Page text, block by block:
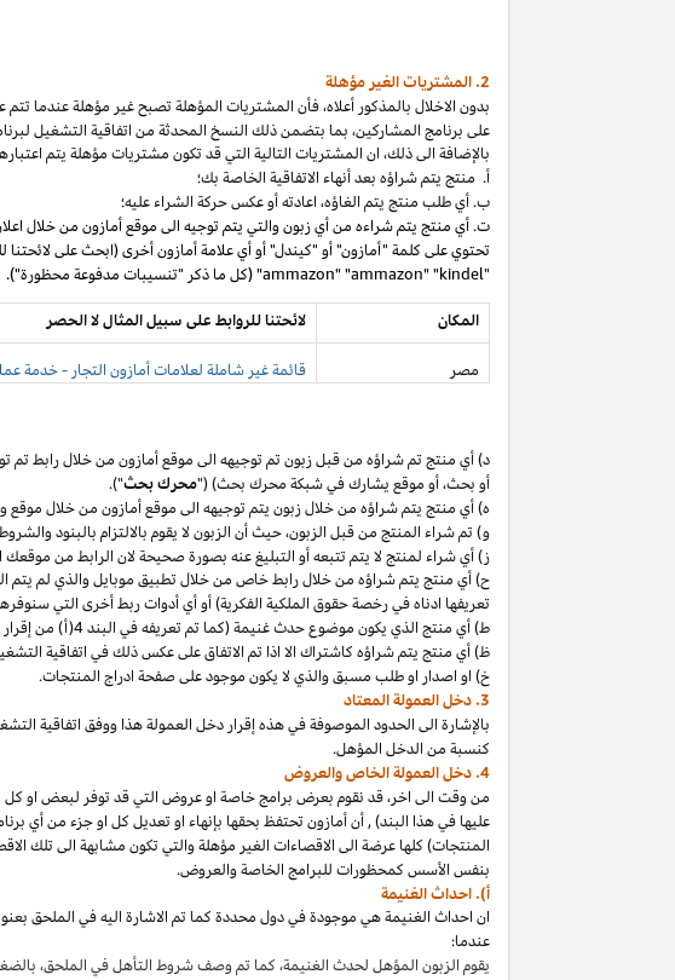
2. المشتريات
الغير مؤهلة
بدون الاخلال بالمذكور أعلاه،فأن المشتريات المؤهلة تصبح غير مؤهلة عندما تتم
على برنامج المشاركين، بما بتضمن ذلك النسخ المحدثة من اتفاقية التشغيل
بالإضافة الى ذلك، ان المشتريات التالية التي قد تكون مشتريات مؤهلة يتم
أ. منتج يتمشراؤه بعد أنهاء الاتفاقية الخاصة بك؛
ب. أي طلب منتج يتم الغاؤه، اعادته أو عكس حركة الشراء عليه؛
ت. أي منتج يتم شراءه من أي زبون والتي يتم توجيه الى موقع أمازون من خلال
تحتوي على كلمة "أمازون" أو "كيندل" أو أي علامة أمازون أخرى (ابحث على لائحتنا
"ammazon" "ammazon" "kindel" (كل ما ذكر "تنسيبات مدفوعة محظورة").
المكان
لائحتنا للروابط على سبيل المثال لا الحصر
مصر قائمة غير شاملة لعلامات أمازون التجار - خدمة
د) أي منتج تمشراؤهمن قبل زبون تم توجيهه الى موقع أمازون من خلال رابط
أو بحث،أو موقع يشارك في شبكة محرك بحث) ("محرك بحث").
ه) أي منتج يتمشراؤه من خلال زبون يتم توجيهه الى موقع أمازون من خلال موقع
و) تم شراء المنتج من قبل الزبون،حيثأن الزبون لا يقوم بالالتزام بالبنود
ز) أي شراء لمنتج لا يتم تتبعه أو التبليغ عنه بصورة صحيحة لان الرابط من
ح) أي منتج يتمشراؤه من خلال رابط خاص من خلال تطبيق موبايلوالذي لم يتم
تعريفها ادناه في رخصة حقوق الملكية الفكرية) أو أي أدوات ربط أخرى التي
ط) أي منتج الذي يكون موضوع حدث غنيمة (كما تم تعريفه في البند 4(أ) من إقرار دخل العمولة
ظ) أي منتج يتمشراؤه كاشتراك الا اذا تم الاتفاق على عكس ذلك في اتفاقية
خ) او اصدار او طلب مسبق والذي لا يكون موجود على صفحة ادراج المنتجات.
3. دخل العمولة المعتاد
بالإشارة الى الحدود الموصوفة في هذه إقرار دخل العمولة هذا ووفق اتفاقية
كنسبة من الدخل المؤهل.
4. دخل العمولة الخاص والعروض
من وقت الى اخر،قد نقوم بعرض برامج خاصة او عروض التي قد توفر لبعض او
عليها في هذا البند)
,أن أمازون تحتفظ بحقها بإنهاء او تعديل كل او جزء من أي
المنتجات) كلها عرضة الى الاقصاءات الغير مؤهلةوالتي تكون مشابهة الى تلك
بنفس الأسس كمحظورات للبرامج الخاصة والعروض.
أ). احداث الغنيمة
ان احداث الغنيمة هي موجودة في دول محددة كما تم الاشارة اليه في الملحق
عندما:
يقوم الزبون المؤهل لحدث الغنيمة، كما تم وصف شروط التأهل في الملحق،